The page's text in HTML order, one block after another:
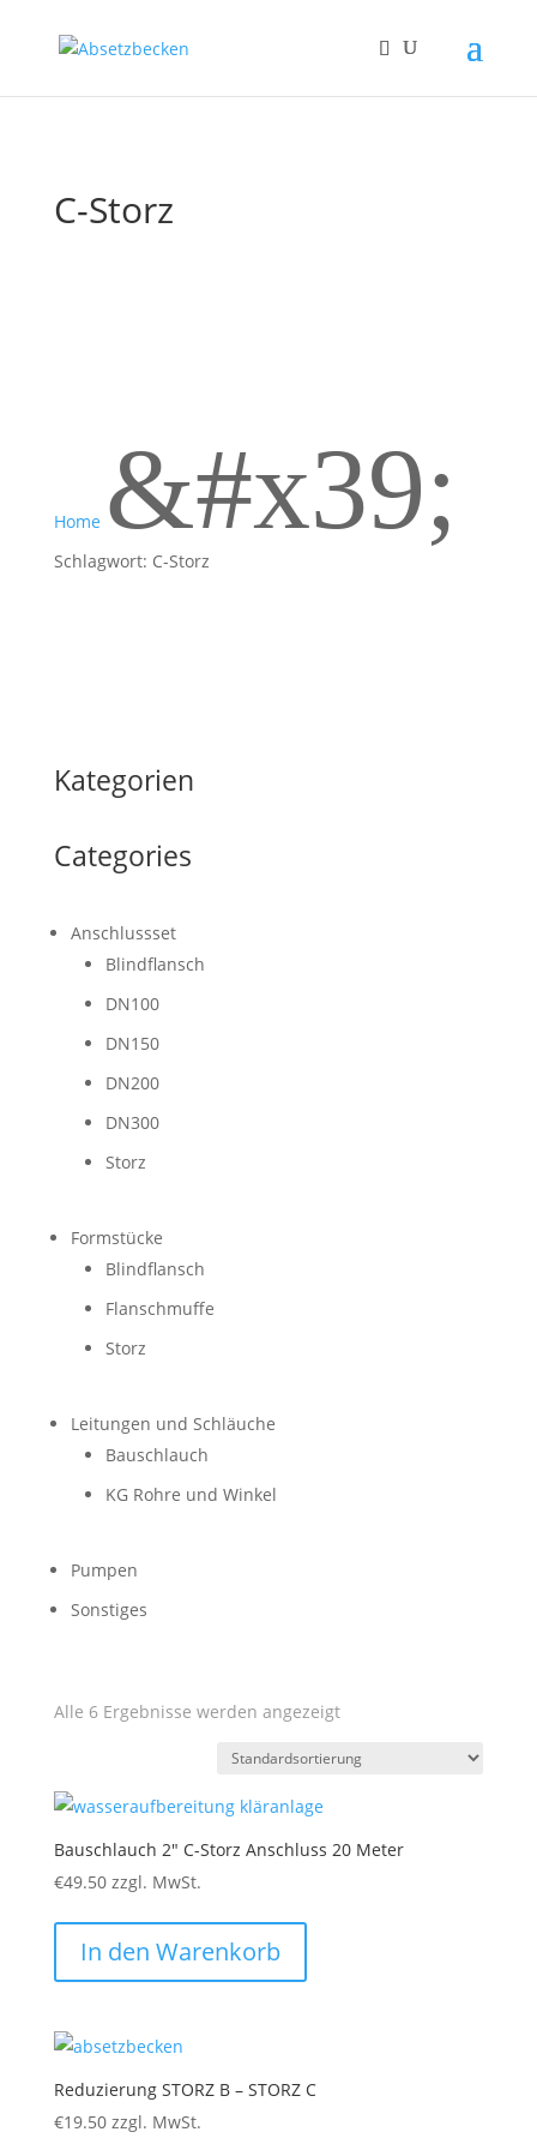
C-Storz
Home &#x39;
Schlagwort: C-Storz
Kategorien
Categories
Anschlussset
Blindflansch
DN100
DN150
DN200
DN300
Storz
Formstücke
Blindflansch
Flanschmuffe
Storz
Leitungen und Schläuche
Bauschlauch
KG Rohre und Winkel
Pumpen
Sonstiges
Alle 6 Ergebnisse werden angezeigt
Bauschlauch 2″ C-Storz Anschluss 20 Meter
€49.50 zzgl. MwSt.
In den Warenkorb
Reduzierung STORZ B – STORZ C
€19.50 zzgl. MwSt.